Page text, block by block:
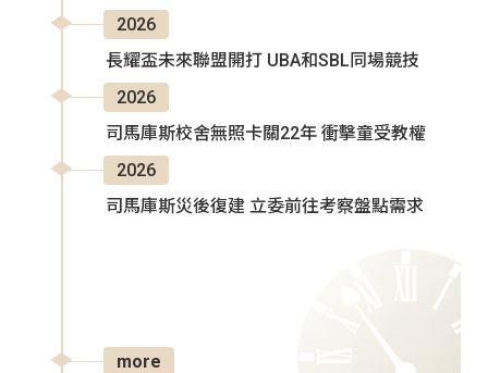
2026
長耀盃未來聯盟開打 UBA和SBL同場競技
2026
司馬庫斯校舍無照卡關22年 衝擊童受教權
2026
司馬庫斯災後復建 立委前往考察盤點需求
more